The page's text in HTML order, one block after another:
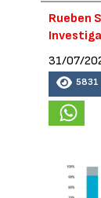
Rueben
31/07/
5831